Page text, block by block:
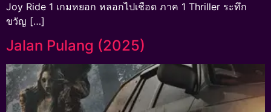
Joy Ride 1 เกมหยอก หลอกไปเชือด ภาค 1 Thriller ระทึก
ขวัญ […]
Jalan Pulang (2025)